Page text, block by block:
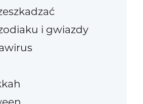
i gwiazdy